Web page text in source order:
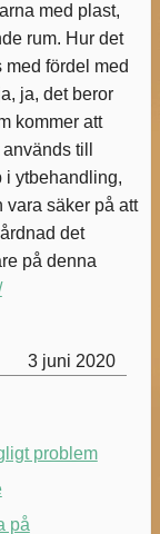
med plast,
rum. Hur det
fördel med
ja, det beror
kommer att
till
i ytbehandling,
vara säker på att
det
på denna
3 juni 2020
problem
på